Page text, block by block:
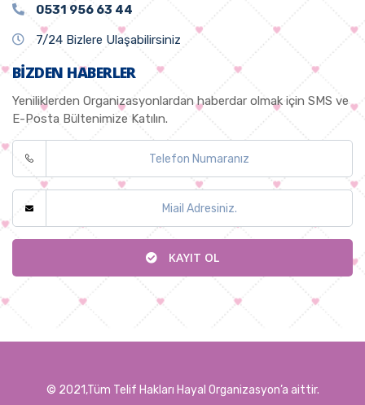
0531 956 63 44
7/24 Bizlere Ulaşabilirsiniz
BIZDEN HABERLER
Yeniliklerden Organizasyonlardan haberdar olmak için SMS ve
E-Posta Bültenimize Katılın.
KAYIT OL
© 2021,Tüm Telif Hakları Hayal Organizasyon’a aittir.